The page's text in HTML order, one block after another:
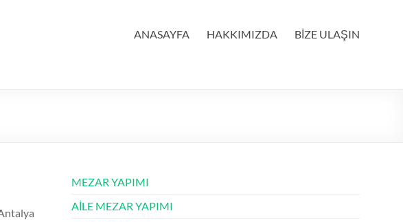
ANASAYFA HAKKIMIZDA BİZE ULAŞIN
MEZAR YAPIMI
AİLE MEZAR YAPIMI